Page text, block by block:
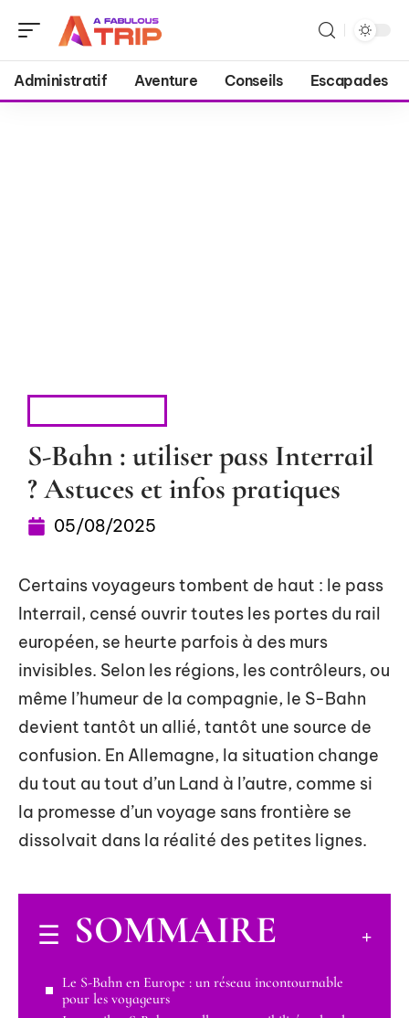
Administratif Aventure Conseils Escapades
S-Bahn : utiliser pass Interrail
? Astuces et infos pratiques
05/08/2025
Certains voyageurs tombent de haut : le pass
Interrail, censé ouvrir toutes les portes du rail
européen, se heurte parfois à des murs
invisibles. Selon les régions, les contrôleurs, ou
même l’humeur de la compagnie, le S-Bahn
devient tantôt un allié, tantôt une source de
confusion. En Allemagne, la situation change
du tout au tout d’un Land à l’autre, comme si
la promesse d’un voyage sans frontière se
dissolvait dans la réalité des petites lignes.
SOMMAIRE
Le S-Bahn en Europe : un réseau incontournable
pour les voyageurs